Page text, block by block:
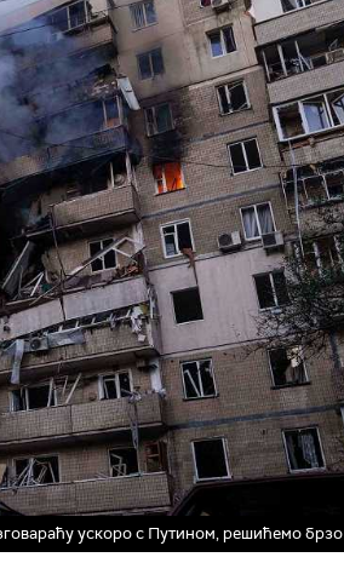
ускоро с Путином, решићемо брзо